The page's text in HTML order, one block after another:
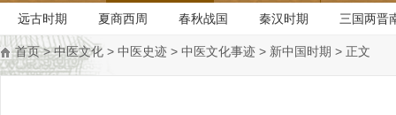
远古时期 夏商西周 春秋战国 秦汉时期 三国两晋
首页>中医文化 > 中医史迹 > 中医文化事迹 > 新中国时期 > 正文